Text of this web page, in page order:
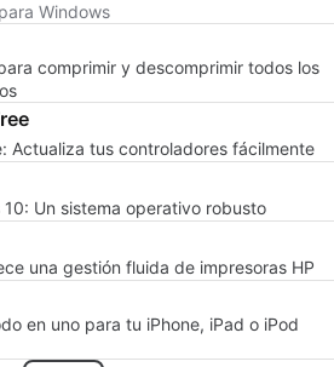
Windows
comprimir y descomprimir todos los
Actualiza tus controladores fácilmente
Un sistema operativo robusto
una gestión fluida de impresoras HP
en uno para tu iPhone, iPad o iPod